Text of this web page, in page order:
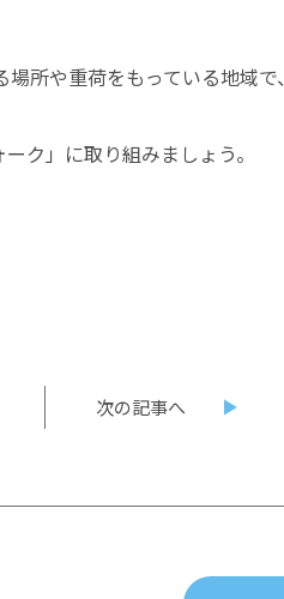
所や重荷をもっている地域で
ク」に取り組みましょう。
次の記事へ